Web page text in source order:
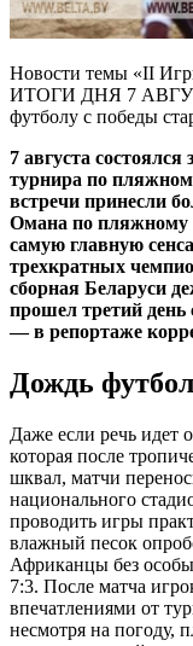
Новости темы «II
ИТОГИ ДНЯ 7
футболу с победы
7 августа
турнира по
встречи принесли
Омана по пляжному
самую главную
трехкратных
сборная Беларуси
прошел третий
— в репортаже
Дождь
Даже если речь идет
которая после
шквал, матчи
национального
проводить игры
влажный песок
Африканцы без
7:3. После матча
впечатлениями от
несмотря на погоду,